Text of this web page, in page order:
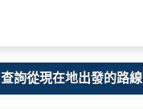
查詢從現在地出發的路線